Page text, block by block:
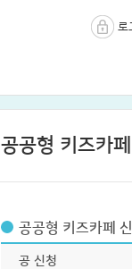
로
공공형 키즈카
공공형 키즈카페
공 신청